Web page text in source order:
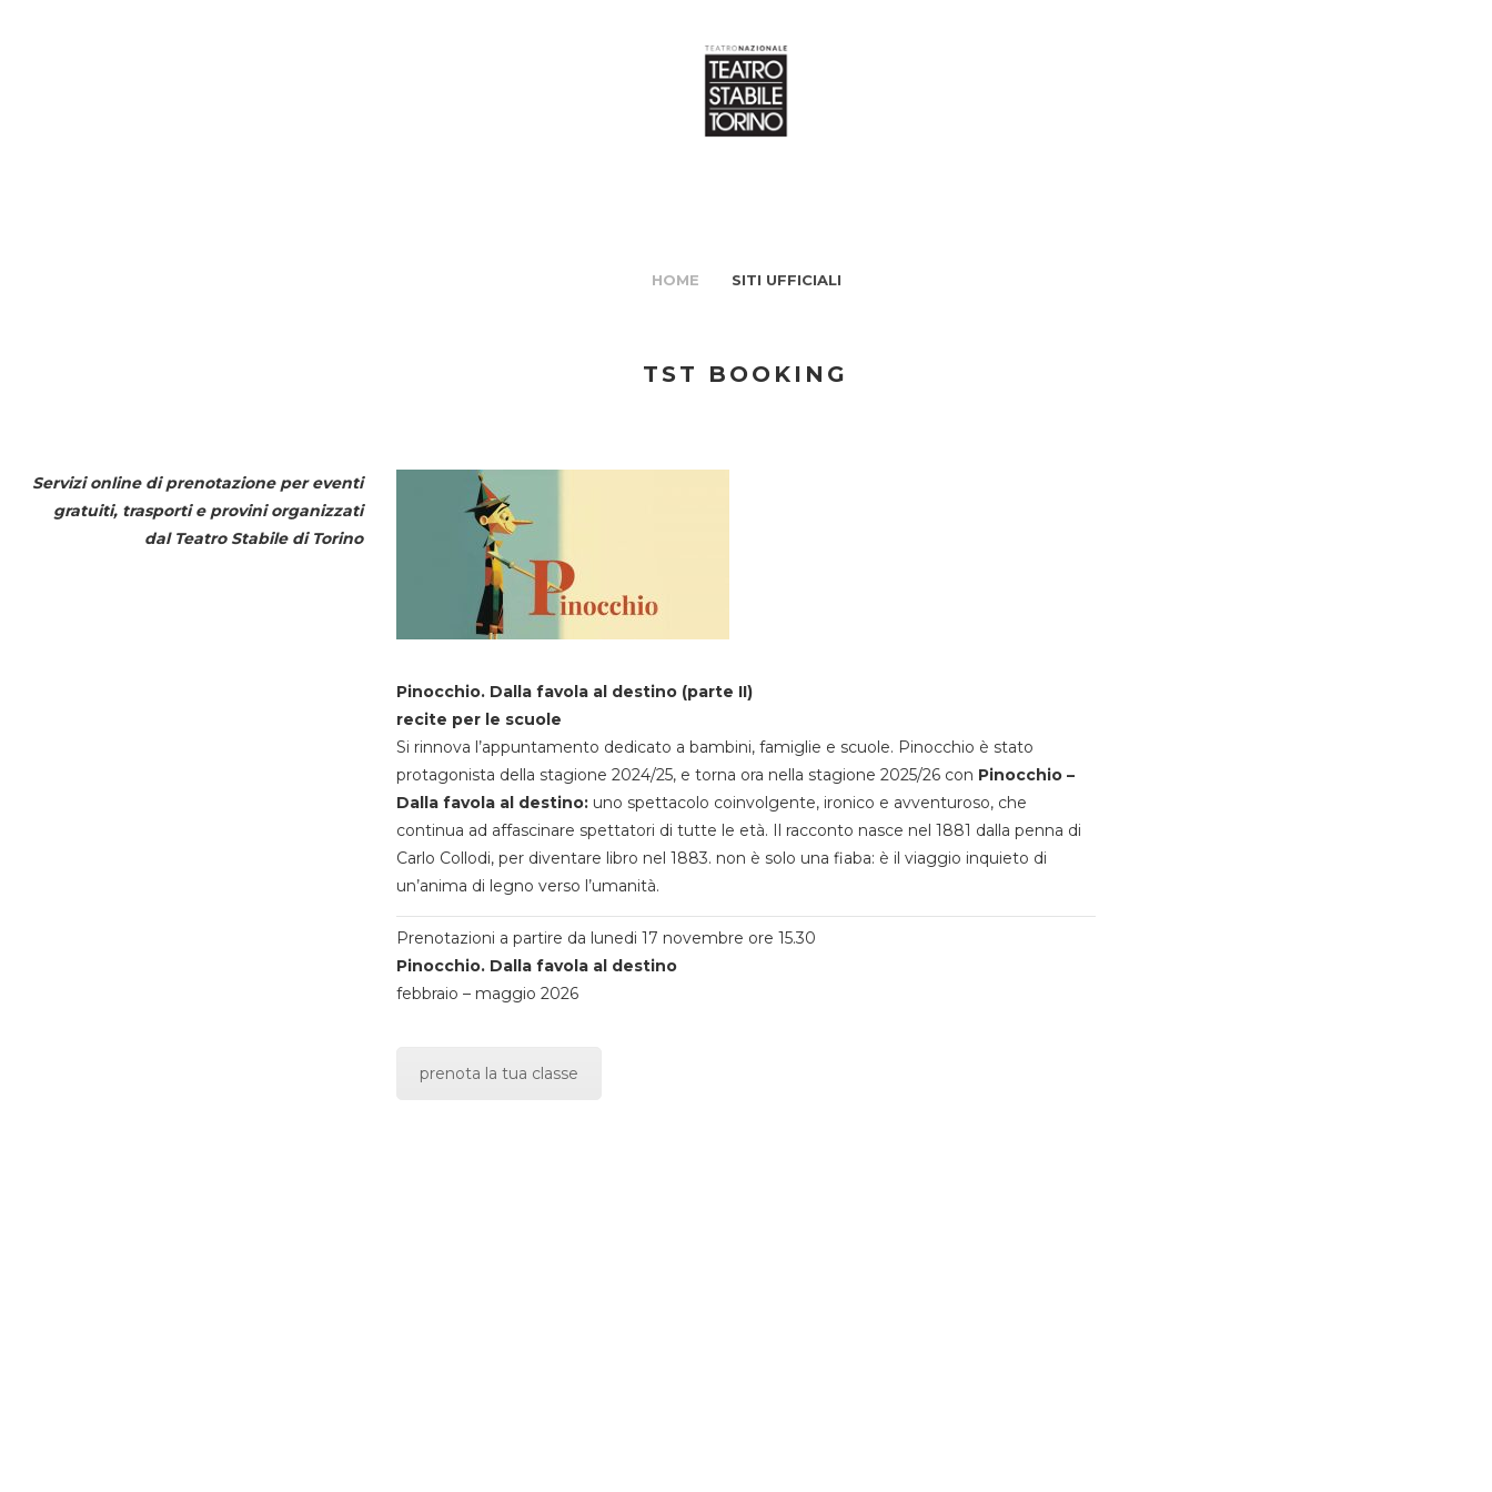
HOME SITI UFFICIALI
TST BOOKING
Servizi online di prenotazione per eventi
gratuiti, trasporti e provini organizzati
dal Teatro Stabile di Torino
Pinocchio. Dalla favola al destino (parte II)
recite per le scuole
Si rinnova l’appuntamento dedicato a bambini, famiglie e scuole. Pinocchio è stato
protagonista della stagione 2024/25, e torna ora nella stagione 2025/26 con Pinocchio –
Dalla favola al destino:uno spettacolo coinvolgente, ironico e avventuroso, che
continua ad affascinare spettatori di tutte le età. Il racconto nasce nel 1881 dalla penna di
Carlo Collodi, per diventare libro nel 1883. non è solo una fiaba: è il viaggio inquieto di
un’anima di legno verso l’umanità.
Prenotazioni a partire da lunedi 17 novembre ore 15.30
Pinocchio. Dalla favola al destino
febbraio – maggio 2026
prenota la tua classe